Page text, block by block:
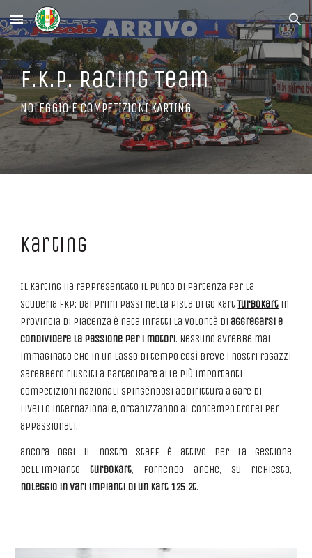
Skip to main content Skip to navigation
F.K.P. Racing Team
NOLEGGIO E COMPETIZIONI KARTING
Karting
Il Karting ha rappresentato il punto di partenza per la
scuderia Fkp: dai primi passi nella pista di Go KartTurboKart in
provincia di Piacenza è nata infatti la volontà diaggregarsi e
condividere la passione per i motori. Nessuno avrebbe mai
immaginato che in un lasso di tempo così breve i nostri ragazzi
sarebbero riusciti a partecipare alle più importanti
competizioni nazionali spingendosi addirittura a gare di
livello internazionale, organizzando al contempo trofei per
appassionati.
ancora oggi il nostro staff è attivo per la gestione
dell'impiantoturbokart, fornendo anche, su richiesta,
noleggio in vari impianti di un kart 125 2t.